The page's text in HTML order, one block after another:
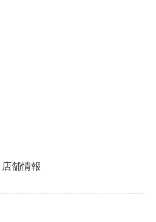
店舗情報